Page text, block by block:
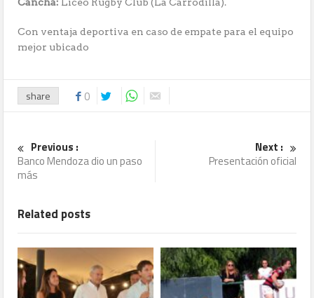
Cancha: Liceo Rugby Club (La Carrodilla).
Con ventaja deportiva en caso de empate para el equipo
mejor ubicado
share 0
Previous :
Banco Mendoza dio un paso
más
Next :
Presentación oficial
Related posts